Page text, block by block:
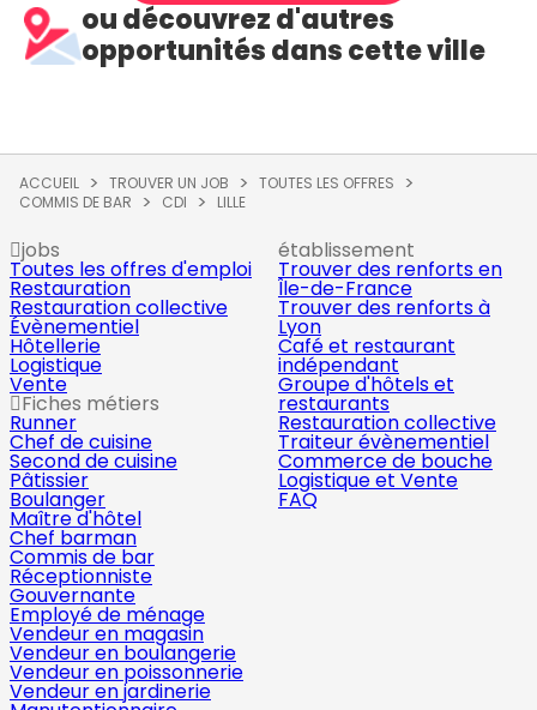
ou découvrez d'autres
opportunités dans cette ville
ACCUEIL TROUVER UN JOB
TOUTES LES OFFRES
COMMIS DE BAR
CDI LILLE
jobs
Toutes les offres d'emploi
Restauration
Restauration collective
Évènementiel
Hôtellerie
Logistique
Vente
Fiches métiers
Runner
Chef de cuisine
Second de cuisine
Pâtissier
Boulanger
Maître d'hôtel
Chef barman
Commis de bar
Réceptionniste
Gouvernante
Employé de ménage
Vendeur en magasin
Vendeur en boulangerie
Vendeur en poissonnerie
Vendeur en jardinerie
établissement
Trouver des renforts en
Île-de-France
Trouver des renforts à
Lyon
Café et restaurant
indépendant
Groupe d'hôtels et
restaurants
Restauration collective
Traiteur évènementiel
Commerce de bouche
Logistique et Vente
FAQ